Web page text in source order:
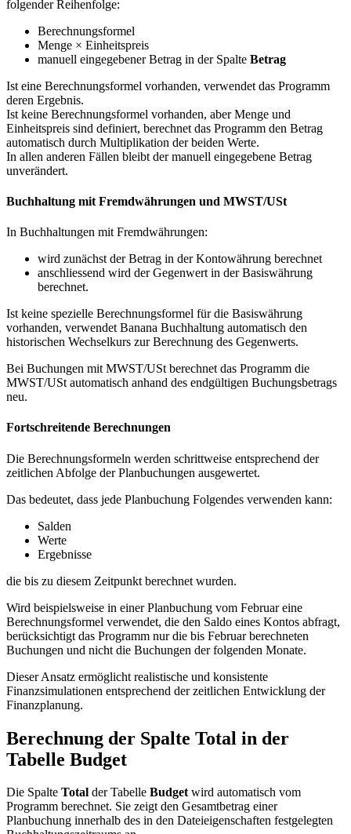
folgender Reihenfolge:
Berechnungsformel
Menge × Einheitspreis
manuell eingegebener Betrag in der Spalte Betrag
Ist eine Berechnungsformel vorhanden, verwendet das Programm
deren Ergebnis.
Ist keine Berechnungsformel vorhanden, aber Menge und
Einheitspreis sind definiert, berechnet das Programm den Betrag
automatisch durch Multiplikation der beiden Werte.
In allen anderen Fällen bleibt der manuell eingegebene Betrag
unverändert.
Buchhaltung mit Fremdwährungen und MWST/USt
In Buchhaltungen mit Fremdwährungen:
wird zunächst der Betrag in der Kontowährung berechnet
anschliessend wird der Gegenwert in der Basiswährung
berechnet.
Ist keine spezielle Berechnungsformel für die Basiswährung
vorhanden, verwendet Banana Buchhaltung automatisch den
historischen Wechselkurs zur Berechnung des Gegenwerts.
Bei Buchungen mit MWST/USt berechnet das Programm die
MWST/USt automatisch anhand des endgültigen Buchungsbetrags
neu.
Fortschreitende Berechnungen
Die Berechnungsformeln werden schrittweise entsprechend der
zeitlichen Abfolge der Planbuchungen ausgewertet.
Das bedeutet, dass jede Planbuchung Folgendes verwenden kann:
Salden
Werte
Ergebnisse
die bis zu diesem Zeitpunkt berechnet wurden.
Wird beispielsweise in einer Planbuchung vom Februar eine
Berechnungsformel verwendet, die den Saldo eines Kontos abfragt,
berücksichtigt das Programm nur die bis Februar berechneten
Buchungen und nicht die Buchungen der folgenden Monate.
Dieser Ansatz ermöglicht realistische und konsistente
Finanzsimulationen entsprechend der zeitlichen Entwicklung der
Finanzplanung.
Berechnung der Spalte Total in der
Tabelle Budget
Die Spalte Total der Tabelle Budgetwird automatisch vom
Programm berechnet. Sie zeigt den Gesamtbetrag einer
Planbuchung innerhalb des in den Dateieigenschaften festgelegten